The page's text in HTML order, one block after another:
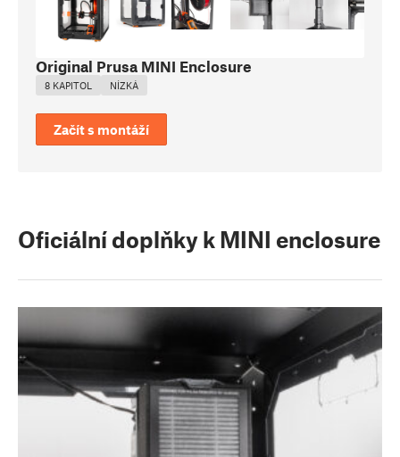
Original Prusa MINI Enclosure
8 KAPITOL NÍZKÁ
Začít s montáží
Oficiální doplňky k MINI enclosure